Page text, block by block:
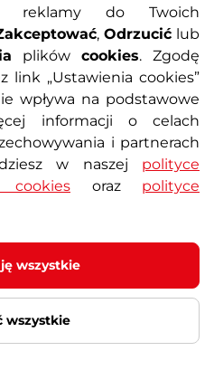
Koszty przesyłek
Program lojalnościowy
Reklamacje i serwis
Wyposażenie siłowni
reklamy do Twoich
, Odrzucić lub
plików cookies. Zgodę
link „Ustawienia cookies”
wpływa na podstawowe
informacji o celach
i partnerach
w naszej polityce
cookies oraz polityce
wszystkie
wszystkie